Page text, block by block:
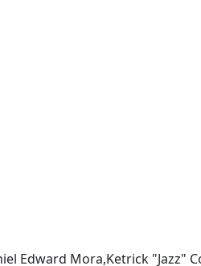
Edward Mora,Ketrick "Jazz"